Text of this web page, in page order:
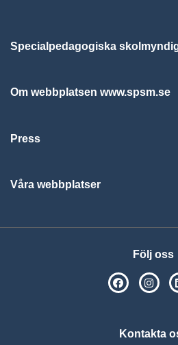
Specialpedagogiska
Om webbplatsen www.spsm.se
Press
Våra webbplatser
Följ oss
SPSM
Kontakta